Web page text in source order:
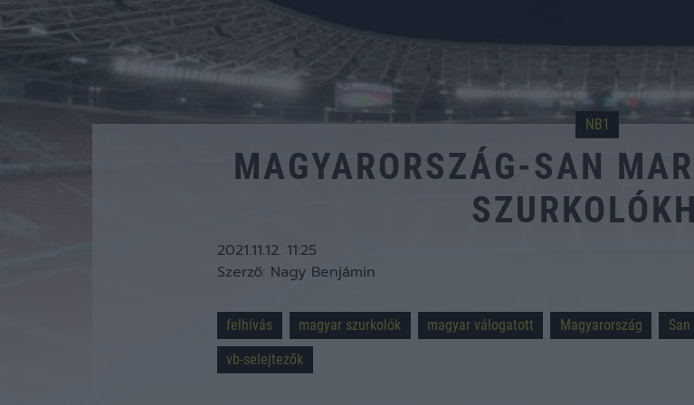
NB1
MAGYARORSZÁG-SAN
2021.11.12. 11:25
Szerző: Nagy Benjámin
felhívás magyar szurkolók magyar válogatott Magyarország
vb-selejtezők